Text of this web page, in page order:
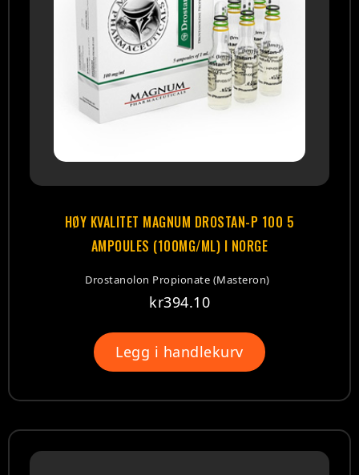
HØY KVALITET MAGNUM DROSTAN-P 100 5
AMPOULES (100MG/ML) I NORGE
Drostanolon Propionate (Masteron)
kr394.10
Legg i handlekurv